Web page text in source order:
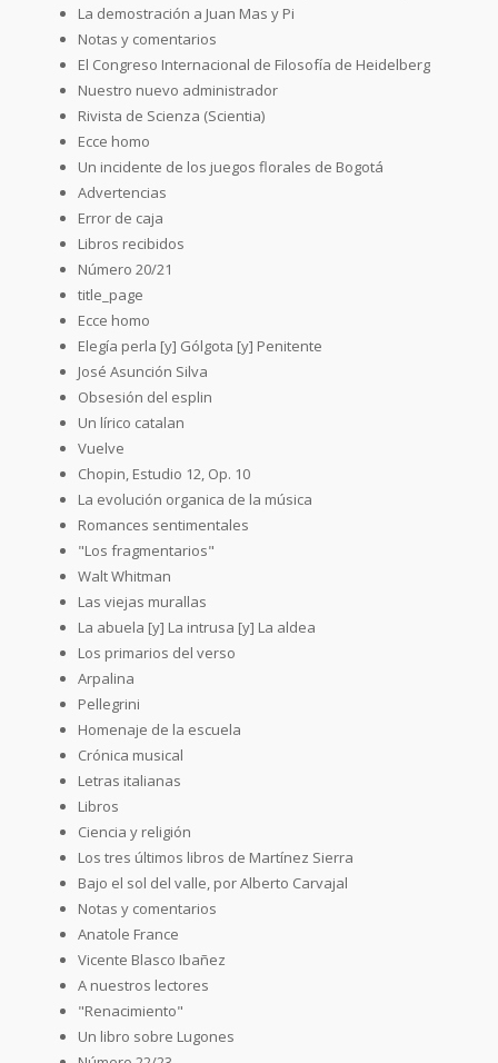
La demostración a Juan Mas y Pi
Notas y comentarios
El Congreso Internacional de Filosofía de Heidelberg
Nuestro nuevo administrador
Rivista de Scienza (Scientia)
Ecce homo
Un incidente de los juegos florales de Bogotá
Advertencias
Error de caja
Libros recibidos
Número 20/21
title_page
Ecce homo
Elegía perla [y] Gólgota [y] Penitente
José Asunción Silva
Obsesión del esplin
Un lírico catalan
Vuelve
Chopin, Estudio 12, Op. 10
La evolución organica de la música
Romances sentimentales
"Los fragmentarios"
Walt Whitman
Las viejas murallas
La abuela [y] La intrusa [y] La aldea
Los primarios del verso
Arpalina
Pellegrini
Homenaje de la escuela
Crónica musical
Letras italianas
Libros
Ciencia y religión
Los tres últimos libros de Martínez Sierra
Bajo el sol del valle, por Alberto Carvajal
Notas y comentarios
Anatole France
Vicente Blasco Ibañez
A nuestros lectores
"Renacimiento"
Un libro sobre Lugones